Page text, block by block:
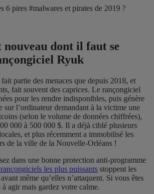
6 pires #malwares et pirates de 2019 ?
nouveau dont il faut se
Ryuk
partie des menaces que depuis 2018, et
fait souvent des caprices. Le rançongiciel
pour les rendre indisponibles, puis génère
sur l’ordinateur demandant à la victime une
(selon le volume de données chiffrées),
000 à 500 000 $. Il a déjà ciblé plusieurs
et plus récemment a immobilisé les
de la ville de la Nouvelle-Orléans !
dans une bonne protection anti-programme
les plus puissants stoppent les
même qu’elles n’attaquent. Si vous êtes
à agir mais gardez votre calme.